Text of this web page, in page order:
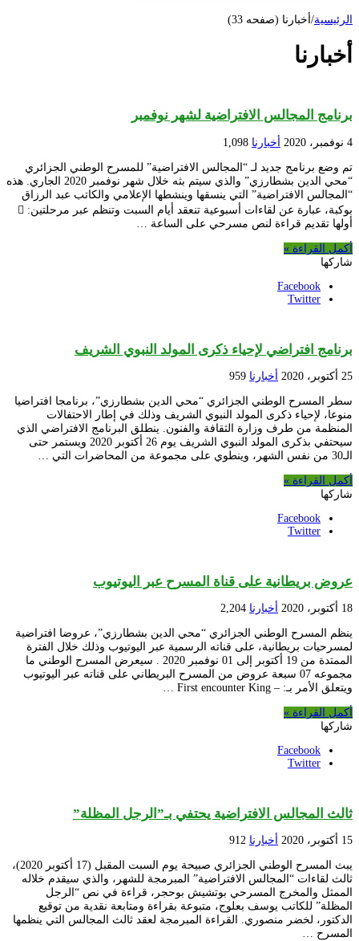
الرئيسية/ أخبارنا (صفحه 33)
أخبارنا
برنامج المجالس الافتراضية لشهر نوفمبر
4 نوفمبر، 2020 أخبارنا 1,098
تم وضع برنامج جديد لـ “المجالس الافتراضية” للمسرح الوطني الجزائري
“محي الدين بشطارزي” والذي سيتم بثه خلال شهر نوفمبر 2020 الجاري. هذه
“المجالس الافتراضية” التي ينسقها وينشطها الإعلامي والكاتب عبد الرزاق
بوكبة، عبارة عن لقاءات أسبوعية تنعقد أيام السبت وتنظم عبر مرحلتين: 
أولها تقديم قراءة لنص مسرحي على الساعة …
أكمل القراءة »
شاركها
Facebook
Twitter
برنامج افتراضي لإحياء ذكرى المولد النبوي الشريف
25 أكتوبر، 2020 أخبارنا 959
سطر المسرح الوطني الجزائري “محي الدين بشطارزي”، برنامجا افتراضيا
منوعا، لإحياء ذكرى المولد النبوي الشريف وذلك في إطار الاحتفالات
المنظمة من طرف وزارة الثقافة والفنون. ينطلق البرنامج الافتراضي الذي
سيحتفي بذكرى المولد النبوي الشريف يوم 26 أكتوبر 2020 ويستمر حتى
الـ30 من نفس الشهر، وينطوي على مجموعة من المحاضرات التي …
أكمل القراءة »
شاركها
Facebook
Twitter
عروض بريطانية على قناة المسرح عبر اليوتيوب
18 أكتوبر، 2020 أخبارنا 2,204
ينظم المسرح الوطني الجزائري “محي الدين بشطارزي”، عروضا افتراضية
لمسرحيات بريطانية، على قناته الرسمية عبر اليوتيوب وذلك خلال الفترة
الممتدة من 19 أكتوبر إلى 01 نوفمبر 2020 . سيعرض المسرح الوطني ما
مجموعه 07 سبعة عروض من المسرح البريطاني على قناته عبر اليوتيوب
ويتعلق الأمر بـ: – First encounter King …
أكمل القراءة »
شاركها
Facebook
Twitter
ثالث المجالس الافتراضية يحتفي بـ”الرجل المظلة”
15 أكتوبر، 2020 أخبارنا 912
يبث المسرح الوطني الجزائري صبيحة يوم السبت المقبل (17 أكتوبر 2020)،
ثالث لقاءات “المجالس الافتراضية” المبرمجة للشهر، والذي سيقدم خلاله
الممثل والمخرج المسرحي بوتشيش بوحجر، قراءة في نص “الرجل
المظلة” للكاتب يوسف بعلوج، متبوعة بقراءة ومتابعة نقدية من توقيع
الدكتور، لخضر منصوري. القراءة المبرمجة لعقد ثالث المجالس التي ينظمها
المسرح …